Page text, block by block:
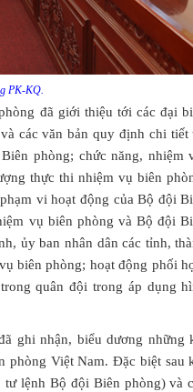
PK-KQ.
đã giới thiệu tới các đại
các văn bản quy định chi tiết
phòng; chức năng, nhiệm
thực thi nhiệm vụ biên
vi hoạt động của Bộ đội
vụ biên phòng và Bộ đội
ủy ban nhân dân các tỉnh,
biên phòng; hoạt động phối
quân đội trong áp dụng
ghi nhận, biểu dương những
phòng Việt Nam. Đặc biệt sau
lệnh Bộ đội Biên phòng) và